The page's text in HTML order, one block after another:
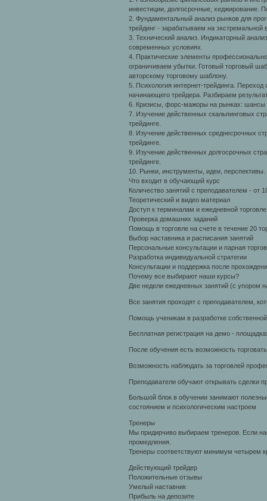
инвестиции, долгосрочные, хеджирование.
2. Фундаментальный анализ рынков для
трейдинг - зарабатываем на экстремальной
3. Технический анализ. Индикаторный
современных условиях.
4. Практические элементы
ограничиваем убытки. Готовый торговый
авторскому торговому шаблону.
5. Психология интернет-трейдинга.
начинающего трейдера. Разбираем
6. Кризисы, форс-мажоры на рынках: шансы
7. Изучение действенных скальпинговых
трейдинге.
8. Изучение действенных среднесрочных
трейдинге.
9. Изучение действенных долгосрочных
трейдинге.
10. Рынки, инструменты, идеи,
Что входит в обучающий курс
Количество занятий с преподавателем - от
Теоретический и видео материал
Доступ к терминалам и ежедневной торговле
Проверка домашних заданий
Помощь в торговле на счете в течение 20
Выбор наставника и расписания занятий
Персональные консультации и парная
Разработка индивидуальной стратегии
Консультации и поддержка после
Почему все выбирают наши курсы?
Две недели ежедневных занятий (с упором
Все занятия проходят с преподавателем,
Помощь ученикам в разработке
Бесплатная регистрация на демо -
После обучения есть возможность
Возможность наблюдать за торговлей
Преподаватели обучают открывать сделки
Большой блок в обучении занимают
состоянием и психологическим настроем
Тренеры
Мы придирчиво выбираем тренеров. Если
промедления.
Тренеры соответствуют минимум четырем
Действующий трейдер
Положительные отзывы
Умелый наставник
Прибыль на депозите